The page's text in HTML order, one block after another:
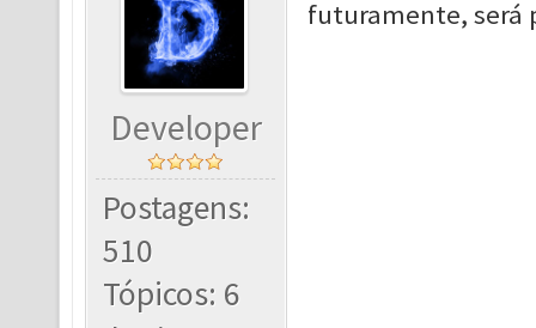
Developer
Postagens:
510
Tópicos: 6
futuramente, será